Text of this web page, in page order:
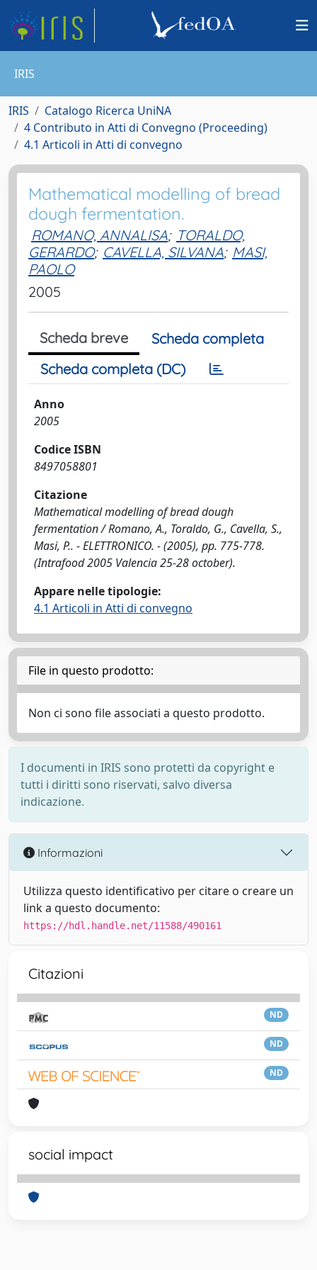
IRIS
IRIS
Catalogo Ricerca UniNA
4 Contributo in Atti di Convegno (Proceeding)
4.1 Articoli in Atti di convegno
Mathematical modelling of bread
dough fermentation.
ROMANO, ANNALISA; TORALDO,
GERARDO; CAVELLA, SILVANA; MASI,
PAOLO
2005
Scheda breve
Scheda completa
Scheda completa (DC)
Anno
2005
Codice ISBN
8497058801
Citazione
Mathematical modelling of bread dough
fermentation / Romano, A., Toraldo, G., Cavella, S.,
Masi, P.. - ELETTRONICO. - (2005), pp. 775-778.
(Intrafood 2005 Valencia 25-28 october).
Appare nelle tipologie:
4.1 Articoli in Atti di convegno
File in questo prodotto:
Non ci sono file associati a questo prodotto.
I documenti in IRIS sono protetti da copyright e
tutti i diritti sono riservati, salvo diversa
indicazione.
Informazioni
Utilizza questo identificativo per citare o creare un
link a questo documento:
https://hdl.handle.net/11588/490161
Citazioni
ND
ND
ND
social impact